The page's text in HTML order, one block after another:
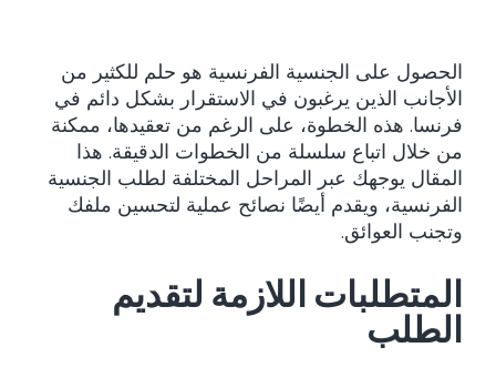
الحصول على الجنسية الفرنسية هو حلم للكثير من
الأجانب الذين يرغبون في الاستقرار بشكل دائم في
فرنسا. هذه الخطوة، على الرغم من تعقيدها، ممكنة
من خلال اتباع سلسلة من الخطوات الدقيقة. هذا
المقال يوجهك عبر المراحل المختلفة لطلب الجنسية
الفرنسية، ويقدم أيضًا نصائح عملية لتحسين ملفك
وتجنب العوائق.
المتطلبات اللازمة لتقديم
الطلب